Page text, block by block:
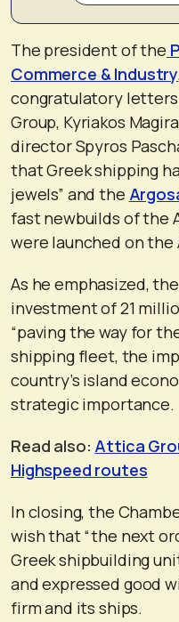
The president of the
Commerce & Industry
congratulatory
Group, Kyriakos
director Spyros
that Greek shipping
jewels” and the
fast newbuilds of the
were launched on the
As he emphasized,
investment of 21
“paving the way for
shipping fleet, the
country’s island
strategic importance.
Read also: Attica
Highspeed routes
In closing, the
wish that “the next
Greek shipbuilding
and expressed good
firm and its ships.